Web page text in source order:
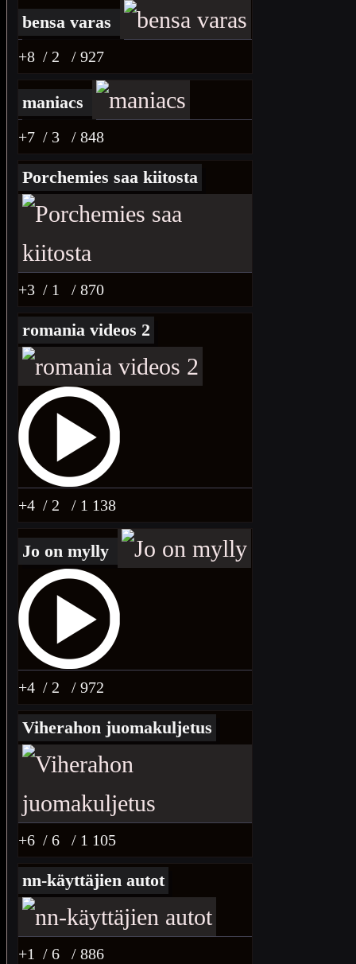
bensa varas
+8 / 2 / 927
maniacs
+7 / 3 / 848
Porchemies saa kiitosta
+3 / 1 / 870
romania videos 2
+4 / 2 / 1 138
Jo on mylly
+4 / 2 / 972
Viherahon juomakuljetus
+6 / 6 / 1 105
nn-käyttäjien autot
+1 / 6 / 886